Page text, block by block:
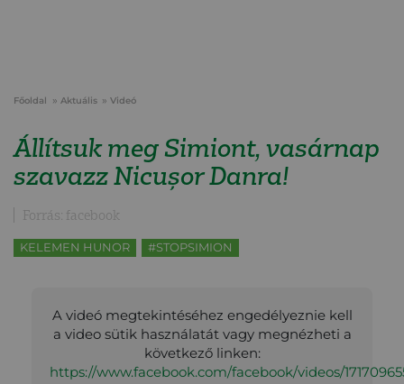
Főoldal Aktuális Videó
Állítsuk meg Simiont, vasárnap
szavazz Nicușor Danra!
Forrás: facebook
KELEMEN HUNOR #STOPSIMION
A videó megtekintéséhez engedélyeznie kell
a video sütik használatát vagy megnézheti a
következő linken:
https://www.facebook.com/facebook/videos/